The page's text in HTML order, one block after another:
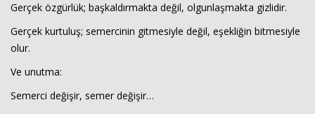
Gerçek özgürlük; başkaldırmakta değil, olgunlaşmakta gizlidir.
Gerçek kurtuluş; semercinin gitmesiyle değil, eşekliğin bitmesiyle
olur.
Ve unutma:
Semerci değişir, semer değişir…